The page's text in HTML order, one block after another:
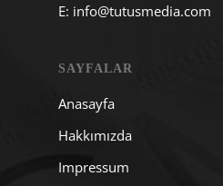
E: info@tutusmedia.com
SAYFALAR
Anasayfa
Hakkımızda
Impressum